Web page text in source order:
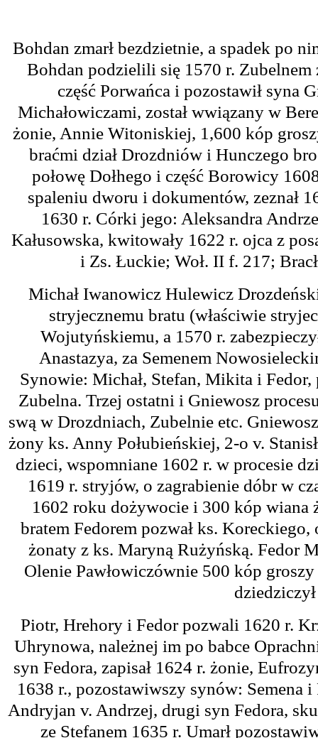
Bohdan zmarł bezdzietnie, a spadek po
Bohdan podzielili się 1570 r. Zubelnem
część Porwańca i pozostawił syna
Michałowiczami, został wwiązany w
żonie, Annie Witoniskiej, 1,600 kóp
braćmi dział Drozdniów i Hunczego
połowę Dołhego i część Borowicy
spaleniu dworu i dokumentów, zeznał
1630 r. Córki jego: Aleksandra
Kałusowska, kwitowały 1622 r. ojca z
i Zs. Łuckie; Woł. II f. 217;
Michał Iwanowicz Hulewicz
stryjecznemu bratu (właściwie
Wojutyńskiemu, a 1570 r.
Anastazya, za Semenem
Synowie: Michał, Stefan, Mikita i
Zubelna. Trzej ostatni i Gniewosz
swą w Drozdniach, Zubelnie etc.
żony ks. Anny Połubieńskiej, 2-o v.
dzieci, wspomniane 1602 r. w procesie
1619 r. stryjów, o zagrabienie dóbr w
1602 roku dożywocie i 300 kóp
bratem Fedorem pozwał ks.
żonaty z ks. Maryną Rużyńską. Fedor
Olenie Pawłowiczównie 500 kóp
Piotr, Hrehory i Fedor pozwali 1620 r.
Uhrynowa, należnej im po babce
syn Fedora, zapisał 1624 r. żonie,
1638 r., pozostawiwszy synów: Semena
Andryjan v. Andrzej, drugi syn Fedora,
ze Stefanem 1635 r. Umarł